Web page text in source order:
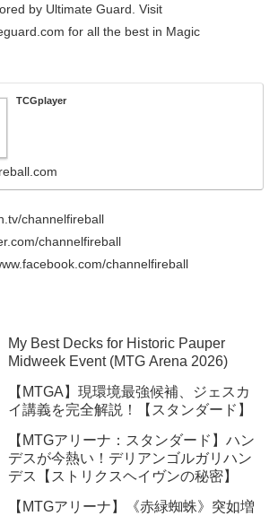
by Ultimate Guard. Visit
for all the best in Magic
TCGplayer
channelfireball
channelfireball
channelfireball
My Best Decks for Historic Pauper
Midweek Event (MTG Arena 2026)
【MTGA】現環境最強候補、ジェスカ
イ講義を完全解説！【スタンダード】
【MTGアリーナ：スタンダード】ハン
デスが今熱い！デリアンゴルガリハン
デス【ストリクスヘイヴンの秘密】
【MTGアリーナ】《赤緑蜘蛛》突如増